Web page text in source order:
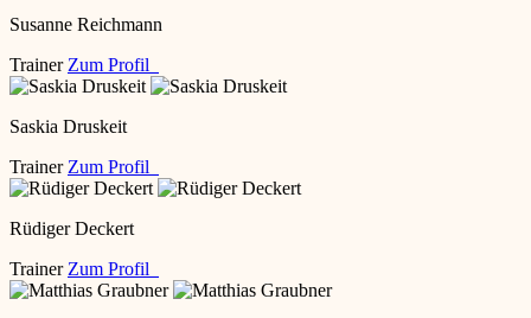
Susanne Reichmann
Trainer Zum Profil
Saskia Druskeit
Trainer Zum Profil
Rüdiger Deckert
Trainer Zum Profil